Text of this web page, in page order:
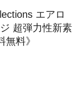
エアロ
超弾力性新素
料》